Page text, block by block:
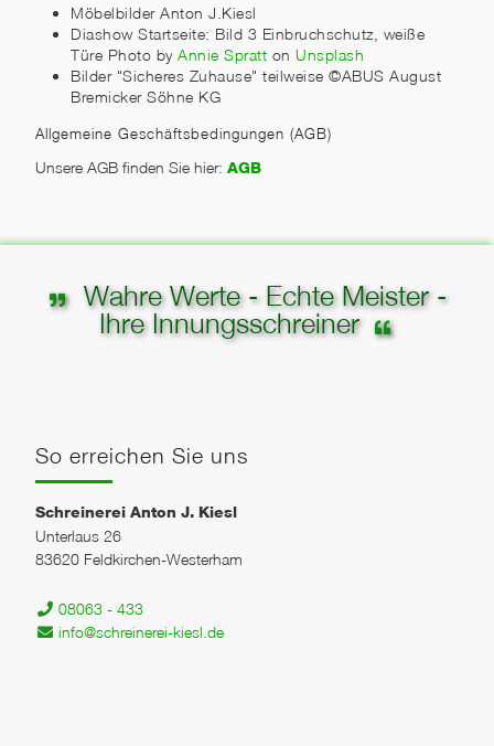
Möbelbilder Anton J.Kiesl
Diashow Startseite: Bild 3 Einbruchschutz, weiße
Türe Photo by Annie Spratt on Unsplash
Bilder "Sicheres Zuhause" teilweise ©ABUS August
Bremicker Söhne KG
Allgemeine Geschäftsbedingungen (AGB)
Unsere AGB finden Sie hier: AGB
Wahre Werte - Echte Meister -
Ihre Innungsschreiner
So erreichen Sie uns
Schreinerei Anton J. Kiesl
Unterlaus 26
83620 Feldkirchen-Westerham
08063 - 433
info@schreinerei-kiesl.de